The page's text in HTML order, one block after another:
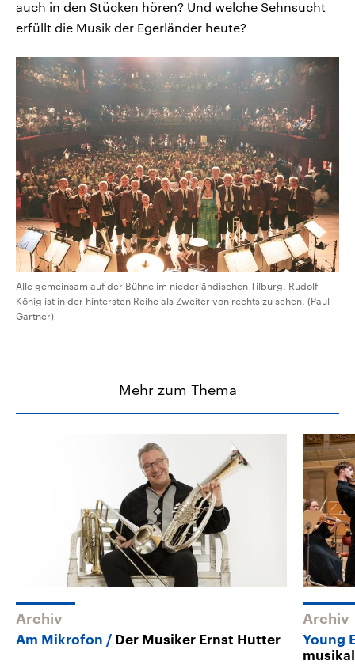
auch in den Stücken hören? Und welche Sehnsucht
erfüllt die Musik der Egerländer heute?
Alle gemeinsam auf der Bühne im niederländischen Tilburg. Rudolf
König ist in der hintersten Reihe als Zweiter von rechts zu sehen. (Paul
Gärtner)
Mehr zum Thema
Archiv
Am Mikrofon Der Musiker Ernst Hutter
Archiv
Young